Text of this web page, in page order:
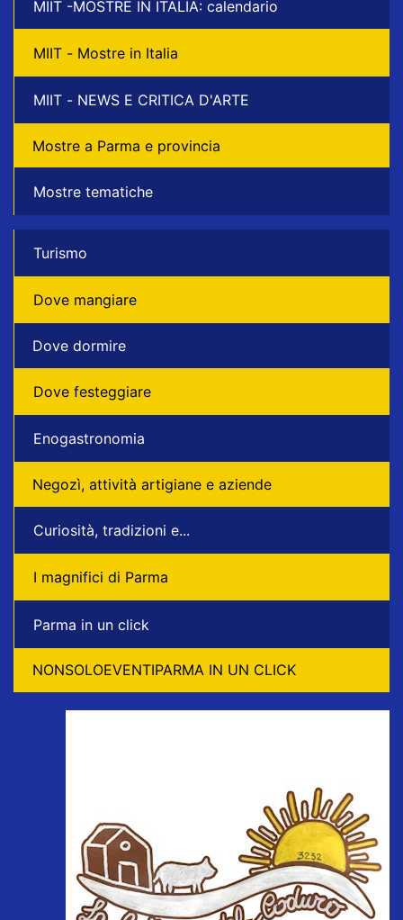
MIIT -MOSTRE IN ITALIA: calendario
MIIT - Mostre in Italia
MIIT - NEWS E CRITICA D'ARTE
Mostre a Parma e provincia
Mostre tematiche
Turismo
Dove mangiare
Dove dormire
Dove festeggiare
Enogastronomia
Negozì, attività artigiane e aziende
Curiosità, tradizioni e...
I magnifici di Parma
Parma in un click
NONSOLOEVENTIPARMA IN UN CLICK